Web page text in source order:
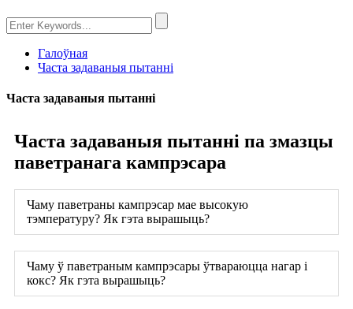
Галоўная
Часта задаваныя пытанні
Часта задаваныя пытанні
Часта задаваныя пытанні па змазцы
паветранага кампрэсара
Чаму паветраны кампрэсар мае высокую
тэмпературу? Як гэта вырашыць?
Чаму ў паветраным кампрэсары ўтвараюцца нагар і
кокс? Як гэта вырашыць?